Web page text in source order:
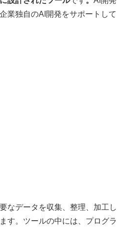
業独自のAI開発をサポートして
なデータを収集、整理、加工し
す。ツールの中には、プログラ